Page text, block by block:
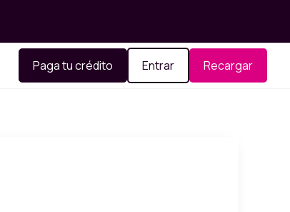
Paga tu crédito Entrar Recargar